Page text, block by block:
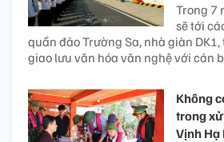
Trong 7
sẽ tới
quần đảo Trường Sa, nhà giàn
giao lưu văn hóa văn nghệ với cán
Không
trong
Vịnh Hạ